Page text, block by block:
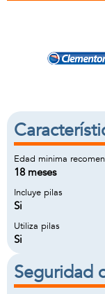
Edad minima
18 meses
Incluye pilas
Si
Utiliza pilas
Si
Seguridad